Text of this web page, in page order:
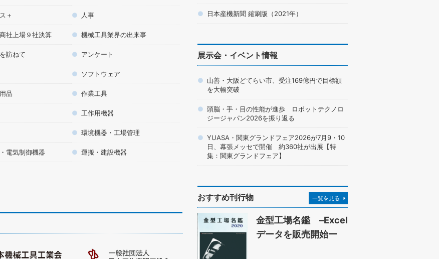
＋ 人事
社上場９社決算 機械工具業界の出来事
訪ねて アンケート
ソフトウェア
品 作業工具
工作用機器
環境機器・工場管理
電気制御機器 運搬・建設機器
日本産機新聞 縮刷版（2021年）
展示会・イベント情報
山善・大阪どてらい市、受注169億円で目標額
を大幅突破
頭脳・手・目の性能が進歩 ロボットテクノロ
ジージャパン2026を振り返る
YUASA・関東グランドフェア2026が7月9・10
日、幕張メッセで開催 約360社が出展【特
集：関東グランドフェア】
おすすめ刊行物 一覧を見る
金型工場名鑑 –Excel
データを販売開始ー